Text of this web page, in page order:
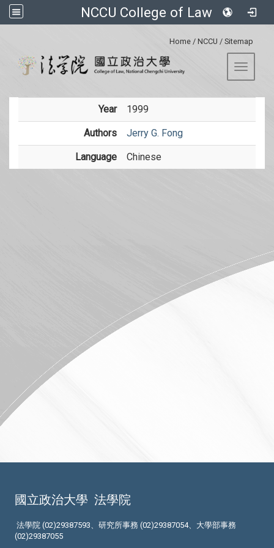
NCCU College of Law
Home / NCCU / Sitemap
Toggle
Year 1999
Authors Jerry G. Fong
Language Chinese
國立政治大學 法學院
法學院 (02)29387593、研究所事務 (02)29387054、大學部事務
(02)29387055